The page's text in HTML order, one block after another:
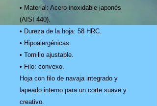
• Material: Acero inoxidable japonés
(AISI 440).
• Dureza de la hoja: 58 HRC.
• Hipoalergénicas.
• Tornillo ajustable.
• Filo: convexo.
Hoja con filo de navaja integrado y
lapeado interno para un corte suave y
creativo.